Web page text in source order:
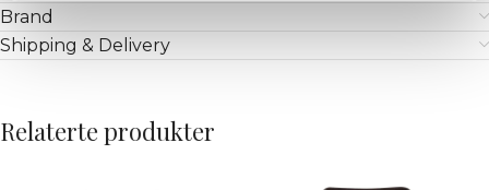
Brand
Shipping & Delivery
Relaterte produkter